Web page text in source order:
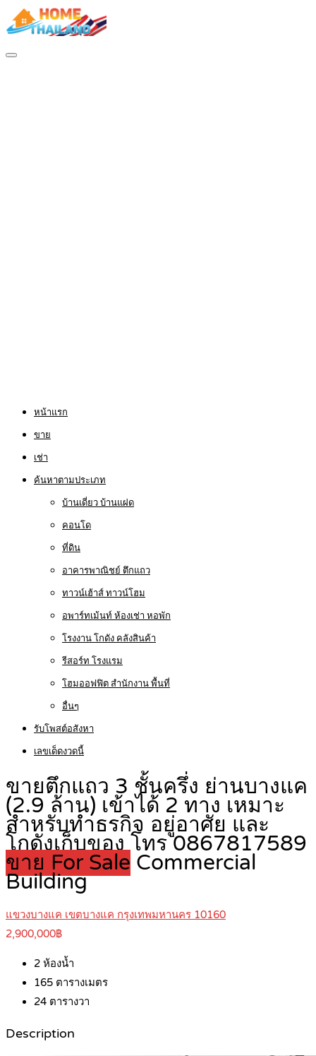
หน้าแรก
ขาย
เช่า
ค้นหาตามประเภท
บ้านเดี่ยว บ้านแฝด
คอนโด
ที่ดิน
อาคารพาณิชย์ ตึกแถว
ทาวน์เฮ้าส์ ทาวน์โฮม
อพาร์ทเม้นท์ ห้องเช่า หอพัก
โรงงาน โกดัง คลังสินค้า
รีสอร์ท โรงแรม
โฮมออฟฟิต สำนักงาน พื้นที่
อื่นๆ
รับโพสต์อสังหา
เลขเด็ดงวดนี้
ขายตึกแถว 3 ชั้นครึ่ง ย่านบางแค
(2.9 ล้าน) เข้าได้ 2 ทาง เหมาะ
สำหรับทำธรกิจ อยู่อาศัย และ
โกดังเก็บของ โทร 0867817589
ขาย For Sale Commercial
Building
แขวงบางแค เขตบางแค กรุงเทพมหานคร 10160
2,900,000฿
2 ห้องน้ำ
165 ตารางเมตร
24 ตารางวา
Description